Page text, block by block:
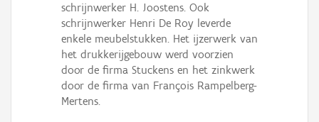
schrijnwerker H. Joostens. Ook
schrijnwerker Henri De Roy leverde
enkele meubelstukken. Het ijzerwerk van
het drukkerijgebouw werd voorzien
door de firma Stuckens en het zinkwerk
door de firma van François Rampelberg-
Mertens.